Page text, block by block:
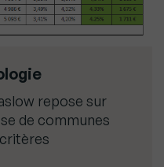
repose sur
de communes